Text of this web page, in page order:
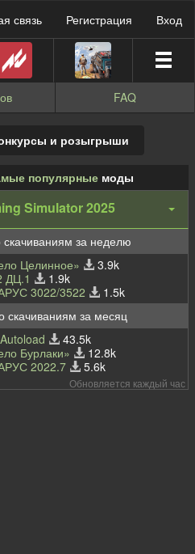
связь Регистрация Вход
FAQ
и розыгрыши
популярныемоды
Simulator 2025
скачиваниям за неделю
Целинное»
3.9k
ДЦ.1
1.9k
3022/3522
1.5k
скачиваниям за месяц
43.5k
Бурлаки»
12.8k
2022.7 5.6k
Обновляется каждый час